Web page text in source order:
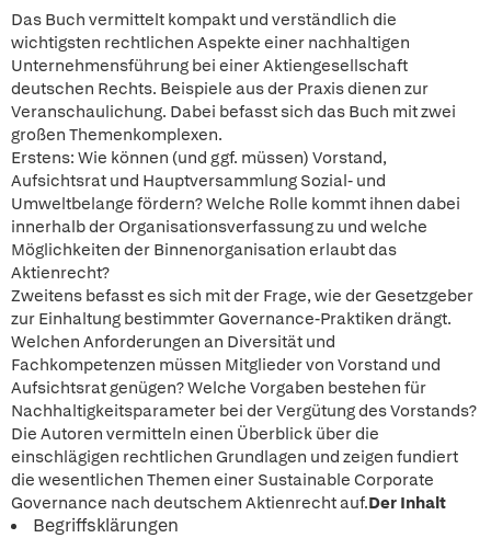
Das Buch vermittelt kompakt und verständlich die
wichtigsten rechtlichen Aspekte einer nachhaltigen
Unternehmensführung bei einer Aktiengesellschaft
deutschen Rechts. Beispiele aus der Praxis dienen zur
Veranschaulichung. Dabei befasst sich das Buch mit zwei
großen Themenkomplexen.
Erstens: Wie können (und ggf. müssen) Vorstand,
Aufsichtsrat und Hauptversammlung Sozial- und
Umweltbelange fördern? Welche Rolle kommt ihnen dabei
innerhalb der Organisationsverfassung zu und welche
Möglichkeiten der Binnenorganisation erlaubt das
Aktienrecht?
Zweitens befasst es sich mit der Frage, wie der Gesetzgeber
zur Einhaltung bestimmter Governance-Praktiken drängt.
Welchen Anforderungen an Diversität und
Fachkompetenzen müssen Mitglieder von Vorstand und
Aufsichtsrat genügen? Welche Vorgaben bestehen für
Nachhaltigkeitsparameter bei der Vergütung des Vorstands?
Die Autoren vermitteln einen Überblick über die
einschlägigen rechtlichen Grundlagen und zeigen fundiert
die wesentlichen Themen einer Sustainable Corporate
Governance nach deutschem Aktienrecht auf.Der Inhalt
Begriffsklärungen